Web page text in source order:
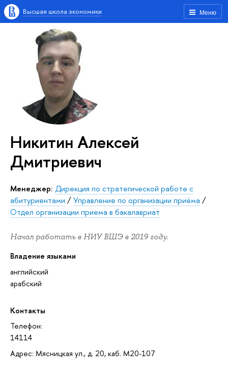
Меню
Высшая школа экономики
Никитин Алексей
Дмитриевич
Менеджер: Дирекция по стратегической работе с
абитуриентами /Управление по организации приёма /
Отдел организации приема в бакалавриат
Начал работать в НИУ ВШЭ в 2019 году.
Владение языками
английский
арабский
Контакты
Телефон:
14114
Адрес: Мясницкая ул., д. 20, каб. М20-107